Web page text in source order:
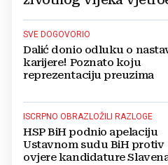
SVE DOGOVORIO
Dalić donio odluku o
karijere! Poznato koju
reprezentaciju preuzima
ISCRPNO OBRAZLOŽILI RAZLOGE
HSP BiH podnio apelaciju
Ustavnom sudu BiH protiv
ovjere kandidature